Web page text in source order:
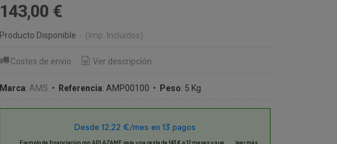
143,00 €
Producto Disponible - (Imp. Incluidos)
Costes de envío Ver descripción
Marca: AMS • Referencia: AMP00100 • Peso: 5 Kg